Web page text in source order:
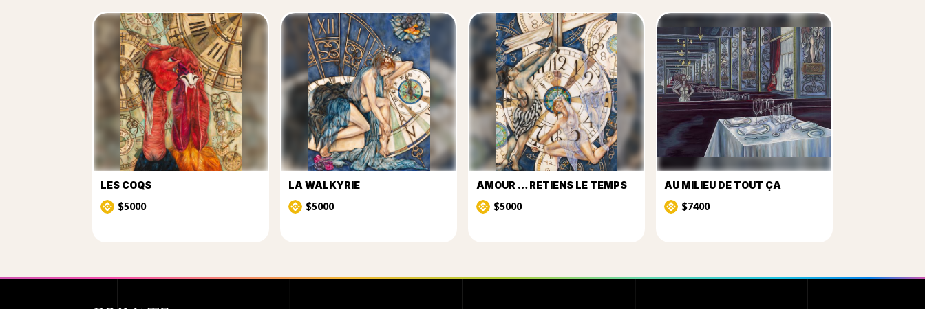
LES COQS
$5000
LA WALKYRIE
$5000
AMOUR … RETIENS LE TEMPS
$5000
AU MILIEU DE TOUT ÇA
$7400